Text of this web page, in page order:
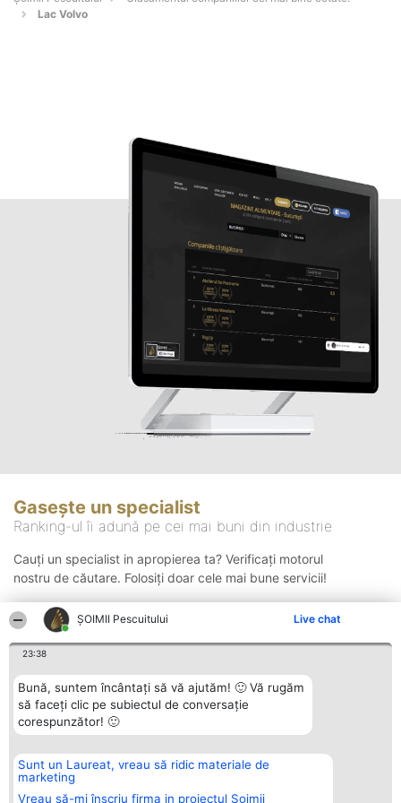
ȘOIMII Pescuitului Live chat
23:38
Bună, suntem încântați să vă ajutăm! 🙂 Vă rugăm
să faceți clic pe subiectul de conversație
corespunzător! 🙂
Sunt un Laureat, vreau să ridic materiale de
marketing
Vreau să-mi înscriu firma in proiectul Șoimii
Lac Volvo
Gasește un specialist
Ranking-ul îi adună pe cei mai buni din industrie
Cauți un specialist in apropierea ta? Verificați motorul
nostru de căutare. Folosiți doar cele mai bune servicii!
Organizator Ranking
BRIGHT SOLUTIONS BR SRL
Aleea Timisul De Sus 2 Bl. A30
Plebiscyt
Lista Tuturor
Contact